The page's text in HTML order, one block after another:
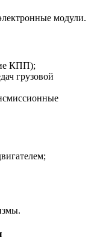
модули.
КПП);
грузовой